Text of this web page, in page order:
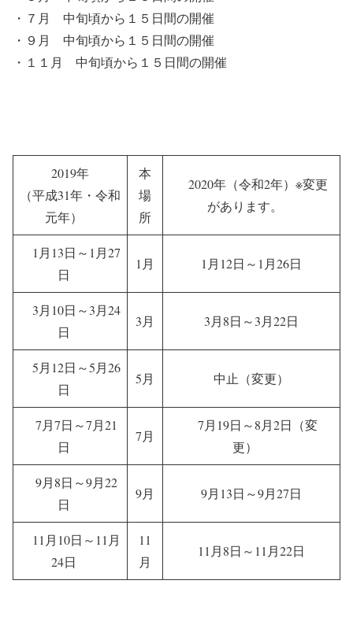
・ ７月
中旬頃から１５日間の開催
・ ９月
中旬頃から１５日間の開催
・ １１月 中旬頃から１５日間の開催
2019年
（平成31年・令和
元年）
本
場
所
2020年（令和2年） ※変更
があります。
1月13日～1月27
日
1月 1月12日～1月26日
3月10日～3月24
日
3月 3月8日～3月22日
5月12日～5月26
日
5月 中止（変更）
7月7日～7月21
日
7月
7月19日～8月2日 （変
更）
9月8日～9月22
日
9月 9月13日～9月27日
11月10日～11月
24日
11
月
11月8日～11月22日